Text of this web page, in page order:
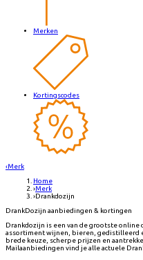
Merken
Kortingscodes
‹Merk
Home
›Merk
›Drankdozijn
DrankDozijn aanbiedingen & kortingen
Drankdozijn is een van de grootste
assortiment wijnen, bieren, gedistilleerd
brede keuze, scherpe prijzen en
Mailaanbiedingen vind je alle actuele